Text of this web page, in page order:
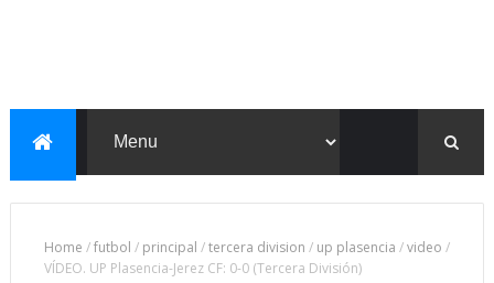
Home /futbol / principal /tercera division / up plasencia /video /
VÍDEO. UP Plasencia-Jerez CF: 0-0 (Tercera División)